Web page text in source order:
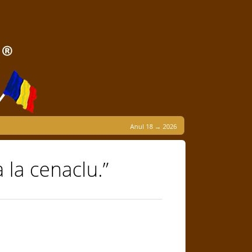
Anul 18 → 2026
cenaclu.”